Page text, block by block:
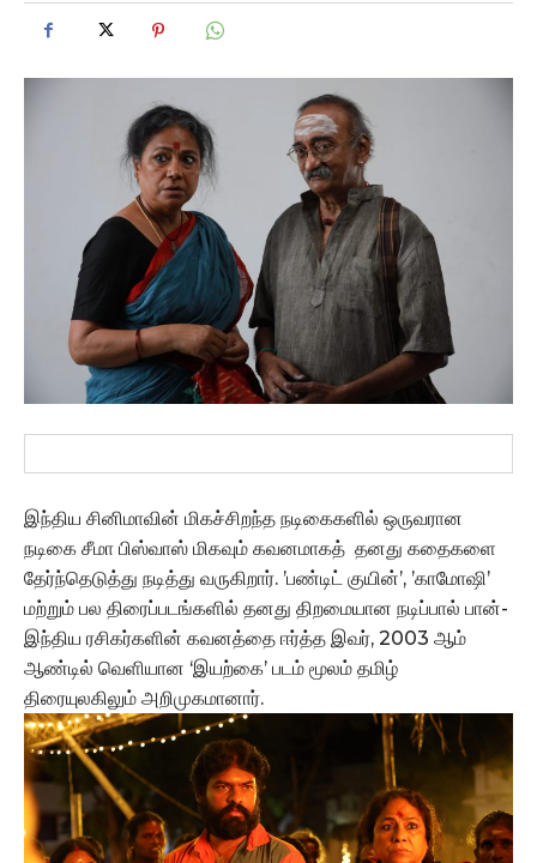
இந்திய சினிமாவின் மிகச்சிறந்த நடிகைகளில் ஒருவரான
நடிகை சீமா பிஸ்வாஸ் மிகவும் கவனமாகத் தனது கதைகளை
தேர்ந்தெடுத்து நடித்து வருகிறார். ’பண்டிட் குயின்’, ’காமோஷி’
மற்றும் பல திரைப்படங்களில் தனது திறமையான நடிப்பால் பான்-
இந்திய ரசிகர்களின் கவனத்தை ஈர்த்த இவர், 2003 ஆம்
ஆண்டில் வெளியான ‘இயற்கை’ படம் மூலம் தமிழ்
திரையுலகிலும் அறிமுகமானார்.